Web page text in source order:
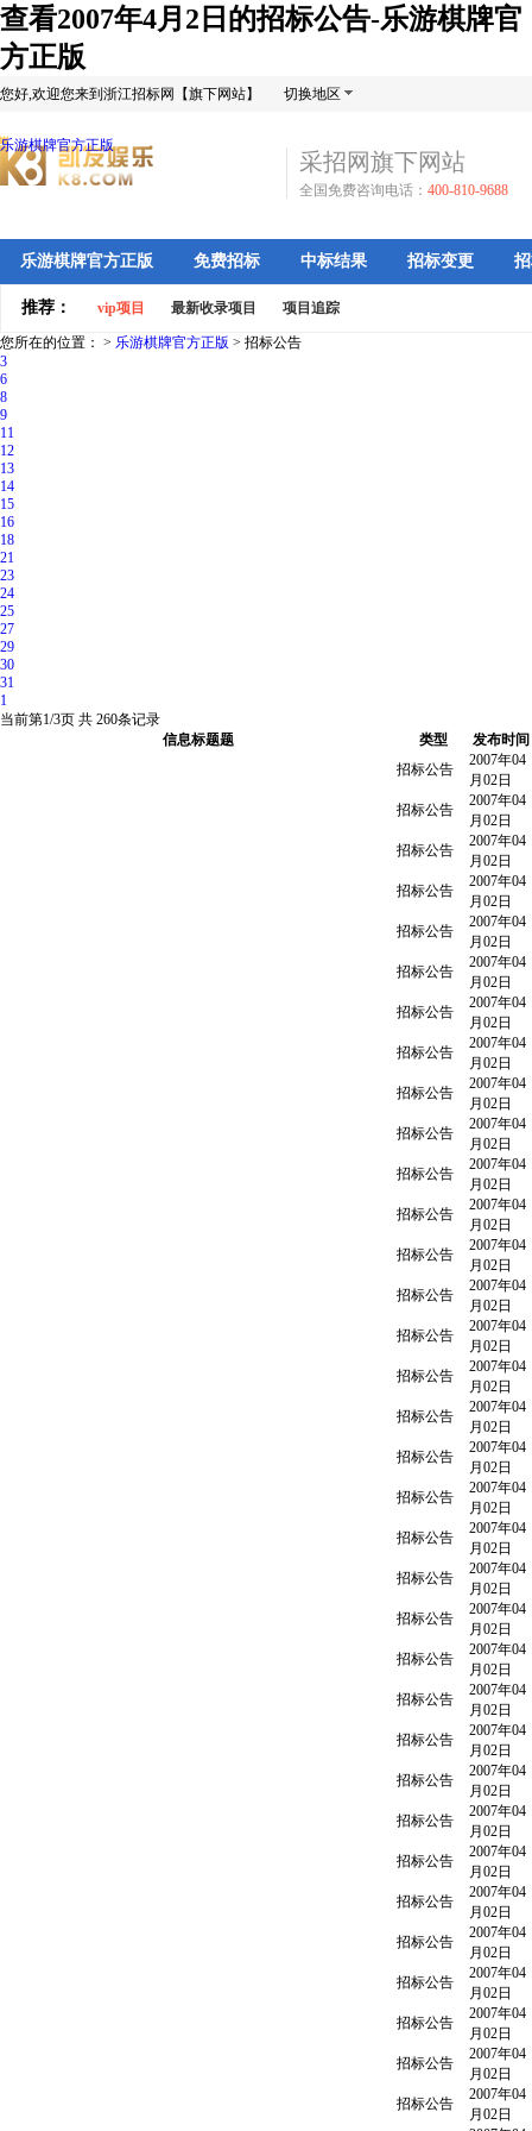
查看2007年4月2日的招标公告-乐游棋牌官
方正版
您好,欢迎您来到浙江招标网【旗下网站】 切换地区
乐游棋牌官方正版
采招网旗下网站
全国免费咨询电话： 400-810-9688
乐游棋牌官方正版 免费招标 中标结果 招标变更
推荐： vip项目 最新收录项目 项目追踪
您所在的位置： > 乐游棋牌官方正版 > 招标公告
3
6
8
9
11
12
13
14
15
16
18
21
23
24
25
27
29
30
31
1
当前第1/3页 共 260条记录
信息标题题
类型
发布时间
招标公告
2007年04
月02日
招标公告
2007年04
月02日
招标公告
2007年04
月02日
招标公告
2007年04
月02日
招标公告
2007年04
月02日
招标公告
2007年04
月02日
招标公告
2007年04
月02日
招标公告
2007年04
月02日
招标公告
2007年04
月02日
招标公告
2007年04
月02日
招标公告
2007年04
月02日
招标公告
2007年04
月02日
招标公告
2007年04
月02日
招标公告
2007年04
月02日
招标公告
2007年04
月02日
招标公告
2007年04
月02日
招标公告
2007年04
月02日
招标公告
2007年04
月02日
招标公告
2007年04
月02日
招标公告
2007年04
月02日
招标公告
2007年04
月02日
招标公告
2007年04
月02日
招标公告
2007年04
月02日
招标公告
2007年04
月02日
招标公告
2007年04
月02日
招标公告
2007年04
月02日
招标公告
2007年04
月02日
招标公告
2007年04
月02日
招标公告
2007年04
月02日
招标公告
2007年04
月02日
招标公告
2007年04
月02日
招标公告
2007年04
月02日
招标公告
2007年04
月02日
招标公告
2007年04
月02日